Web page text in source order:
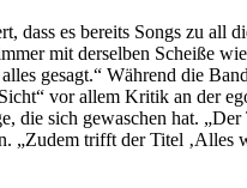
es bereits Songs zu all
mit derselben Scheiße
gesagt.“ Während die
vor allem Kritik an der
sich gewaschen hat.
„Zudem trifft der Titel ‚Alles